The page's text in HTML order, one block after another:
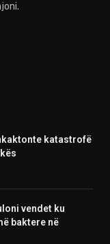
katastrofë
vendet ku
baktere në